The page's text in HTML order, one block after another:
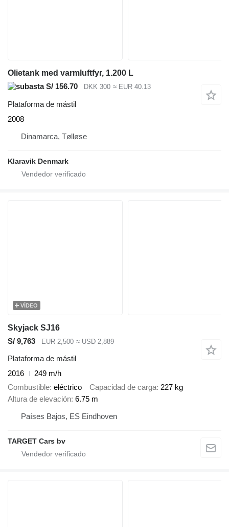
Olietank med varmluftfyr, 1.200 L
S/ 156.70
DKK 300 ≈ EUR 40.13
Plataforma de mástil
2008
Dinamarca, Tølløse
Klaravik Denmark
VÍDEO
Skyjack SJ16
S/ 9,763
EUR 2,500 ≈ USD 2,889
Plataforma de mástil
2016
249 m/h
Combustible eléctrico Capacidad de carga 227 kg
Altura de elevación 6.75 m
Países Bajos, ES Eindhoven
TARGET Cars bv